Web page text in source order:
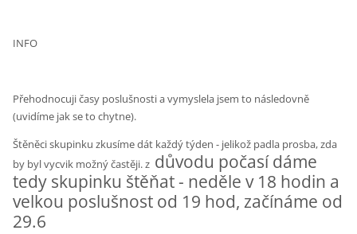
INFO
Přehodnocuji časy poslušnosti a vymyslela jsem to následovně
(uvidíme jak se to chytne).
Štěněci skupinku zkusíme dát každý týden - jelikož padla prosba, zda
by byl vycvik možný častěji. z důvodu počasí dáme
tedy skupinku štěňat - neděle v 18 hodin a
velkou poslušnost od 19 hod, začínáme od
29.6